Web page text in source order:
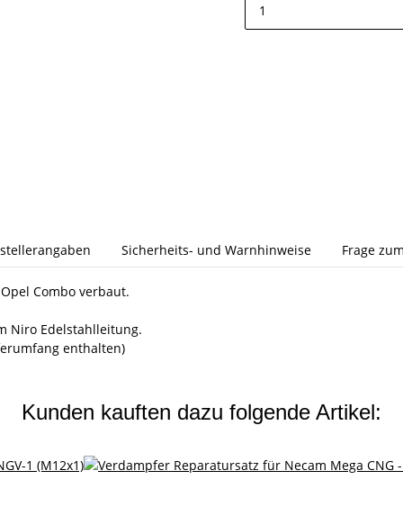
Sicherheits- und Warnhinweise Frage
Combo verbaut.
Niro Edelstahlleitung.
enthalten)
Kunden kauften dazu folgende Artikel: